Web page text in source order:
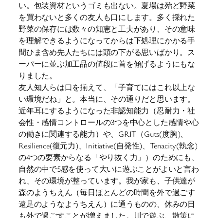
い。包装資材というゴミも出ない。夏場は殆ど野菜
を買わないと多くの友人も口にします。多く採れた
野菜の保存には数々の知恵と工夫があり、その意味
を理解できるようになってからは下処理にかかる手
間ひま含め先人たちには頭の下がる思いばかり。ス
ーパーに並ぶ加工品の値段に首を傾げるようにもな
りました。
友人知人らは口を揃えて、「子育てにはこれ以上な
い環境だね」と。本当に、その通りだと思います。
近年耳にするようになった非認知能力（忍耐力・社
会性・感情コントロールの3つを中心とした感情や心
の働きに関連する能力）や、GRIT（Guts(度胸)、
Resilience(復元力)、Initiative(自発性)、Tenacity(執念)
の4つの要素からなる「やり抜く力」）のためにも、
自然の中で5感を使って大いに遊ぶことがよいと言わ
れ、その環境が整っています。我が家も、子供達が
森のようちえん（毎日ほとんどの時間を外で過ごす
遠足のようなようちえん）に通うものの、休みの日
も外で過ごすことが増えました。川で遊ぶ、散策に